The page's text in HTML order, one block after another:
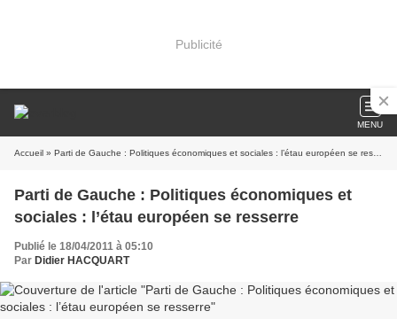
Publicité
MENU
Accueil » Parti de Gauche : Politiques économiques et sociales : l’étau européen se resserre
Parti de Gauche : Politiques économiques et
sociales : l’étau européen se resserre
Publié le 18/04/2011 à 05:10
Par Didier HACQUART